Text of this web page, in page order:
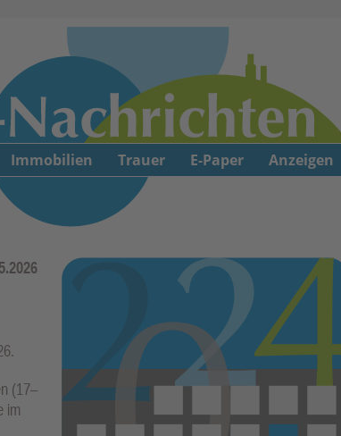
(17–
im
Immobilien Trauer E-Paper Anzeigen